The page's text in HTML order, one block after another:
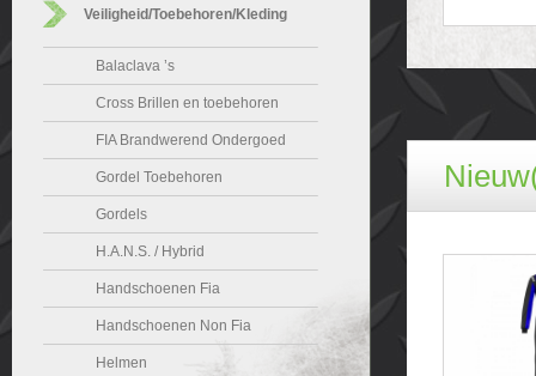
Veiligheid/Toebehoren/Kleding
Balaclava ’s
Cross Brillen en toebehoren
FIA Brandwerend Ondergoed
Gordel Toebehoren
Gordels
H.A.N.S. / Hybrid
Handschoenen Fia
Handschoenen Non Fia
Helmen